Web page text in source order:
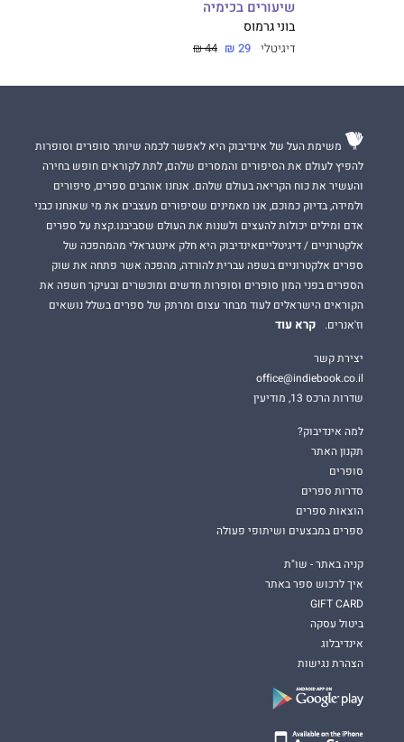
שיעורים בכימיה
בוני גרמוס
דיגיטלי 29 ₪
44 ₪
משימת העל של אינדיבוק היא לאפשר לכמה שיותר סופרים וסופרות
להפיץ לעולם את הסיפורים והמסרים שלהם, לתת לקוראים חופש בחירה
והעשיר את כוח הקריאה בעולם שלהם. אנחנו אוהבים ספרים, סיפורים
ולמידה, בדיוק כמוכם, אנו מאמינים שסיפורים מעצבים את מי שאנחנו כבני
אדם ומילים יכולות להעצים ולשנות את העולם שסביבנו.קצת על ספרים
אלקטרוניים / דיגיטלייםאינדיבוק היא חלק אינטגראלי מהמהפכה של
ספרים אלקטרוניים בשפה עברית להורדה, מהפכה אשר פתחה את שוק
הספרים בפני המון סופרים וסופרות חדשים ומוכשרים ובעיקר חשפה את
הקוראים הישראלים לעוד מבחר עצום ומרתק של ספרים בשלל נושאים
וז'אנרים.
קרא עוד
יצירת קשר
office@indiebook.co.il
שדרות הרכס 13, מודיעין
למה אינדיבוק?
תקנון האתר
סופרים
סדרות ספרים
הוצאות ספרים
ספרים במבצעים ושיתופי פעולה
קניה באתר - שו"ת
איך לרכוש ספר באתר
GIFT CARD
ביטול עסקה
אינדיבלוג
הצהרת נגישות